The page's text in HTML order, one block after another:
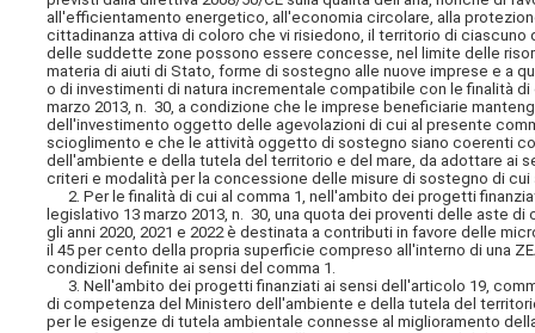
all'efficientamento energetico, all'economia circolare, alla
cittadinanza attiva di coloro che vi risiedono, il territorio di
delle suddette zone possono essere concesse, nel limite delle
materia di aiuti di Stato, forme di sostegno alle nuove imprese e a
o di investimenti di natura incrementale compatibile con le finalità
marzo 2013, n. 30, a condizione che le imprese beneficiarie
dell'investimento oggetto delle agevolazioni di cui al presente
scioglimento e che le attività oggetto di sostegno siano coerenti
dell'ambiente e della tutela del territorio e del mare, da adottare ai
criteri e modalità per la concessione delle misure di sostegno di
2. Per le finalità di cui al comma 1, nell'ambito dei progetti
legislativo 13 marzo 2013, n. 30, una quota dei proventi delle aste
gli anni 2020, 2021 e 2022 è destinata a contributi in favore delle
il 45 per cento della propria superficie compreso all'interno di una
condizioni definite ai sensi del comma 1.
3. Nell'ambito dei progetti finanziati ai sensi dell'articolo 19,
di competenza del Ministero dell'ambiente e della tutela del
per le esigenze di tutela ambientale connesse al miglioramento